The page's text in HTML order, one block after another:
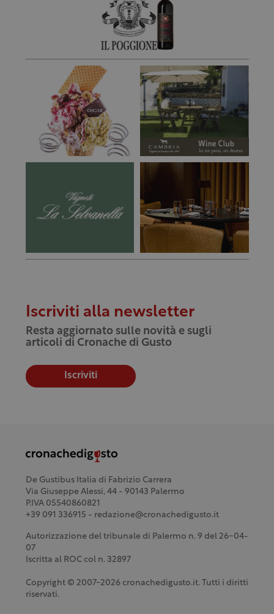
Iscriviti alla newsletter
Resta aggiornato sulle novità e sugli
articoli di Cronache di Gusto
Iscriviti
De Gustibus Italia di Fabrizio Carrera
Via Giuseppe Alessi, 44 - 90143 Palermo
P.IVA 05540860821
+39 091 336915 - redazione@cronachedigusto.it
Autorizzazione del tribunale di Palermo n. 9 del 26-04-
07
Iscritta al ROC col n. 32897
Copyright © 2007-2026 cronachedigusto.it. Tutti i diritti
riservati.